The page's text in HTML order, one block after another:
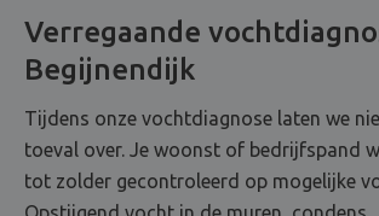
Verregaande
Begijnendijk
Tijdens onze vochtdiagnose laten we
toeval over. Je woonst of bedrijfspand
tot zolder gecontroleerd op mogelijke